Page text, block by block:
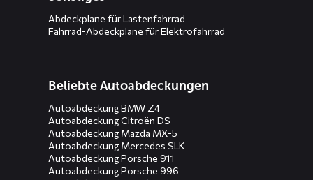
Abdeckplane für Lastenfahrrad
Fahrrad-Abdeckplane für Elektrofahrrad
Beliebte Autoabdeckungen
Autoabdeckung BMW Z4
Autoabdeckung Citroën DS
Autoabdeckung Mazda MX-5
Autoabdeckung Mercedes SLK
Autoabdeckung Porsche 911
Autoabdeckung Porsche 996